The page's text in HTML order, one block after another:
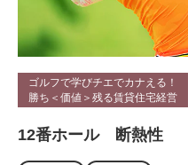
ゴルフで学びチエでカナえる！
勝ち＜価値＞残る賃貸住宅経営
12番ホール 断熱性